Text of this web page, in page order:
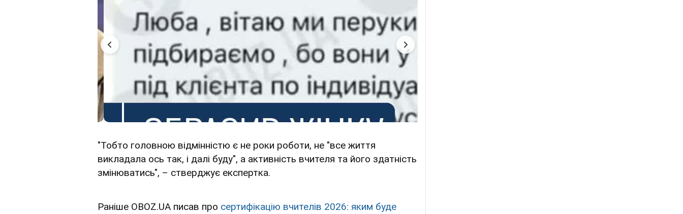
"Тобто головною відмінністю є не роки роботи, не "все життя
викладала ось так, і далі буду", а активність вчителя та його здатність
змінюватись", – стверджує експертка.
Раніше OBOZ.UA писав про сертифікацію вчителів 2026: яким буде